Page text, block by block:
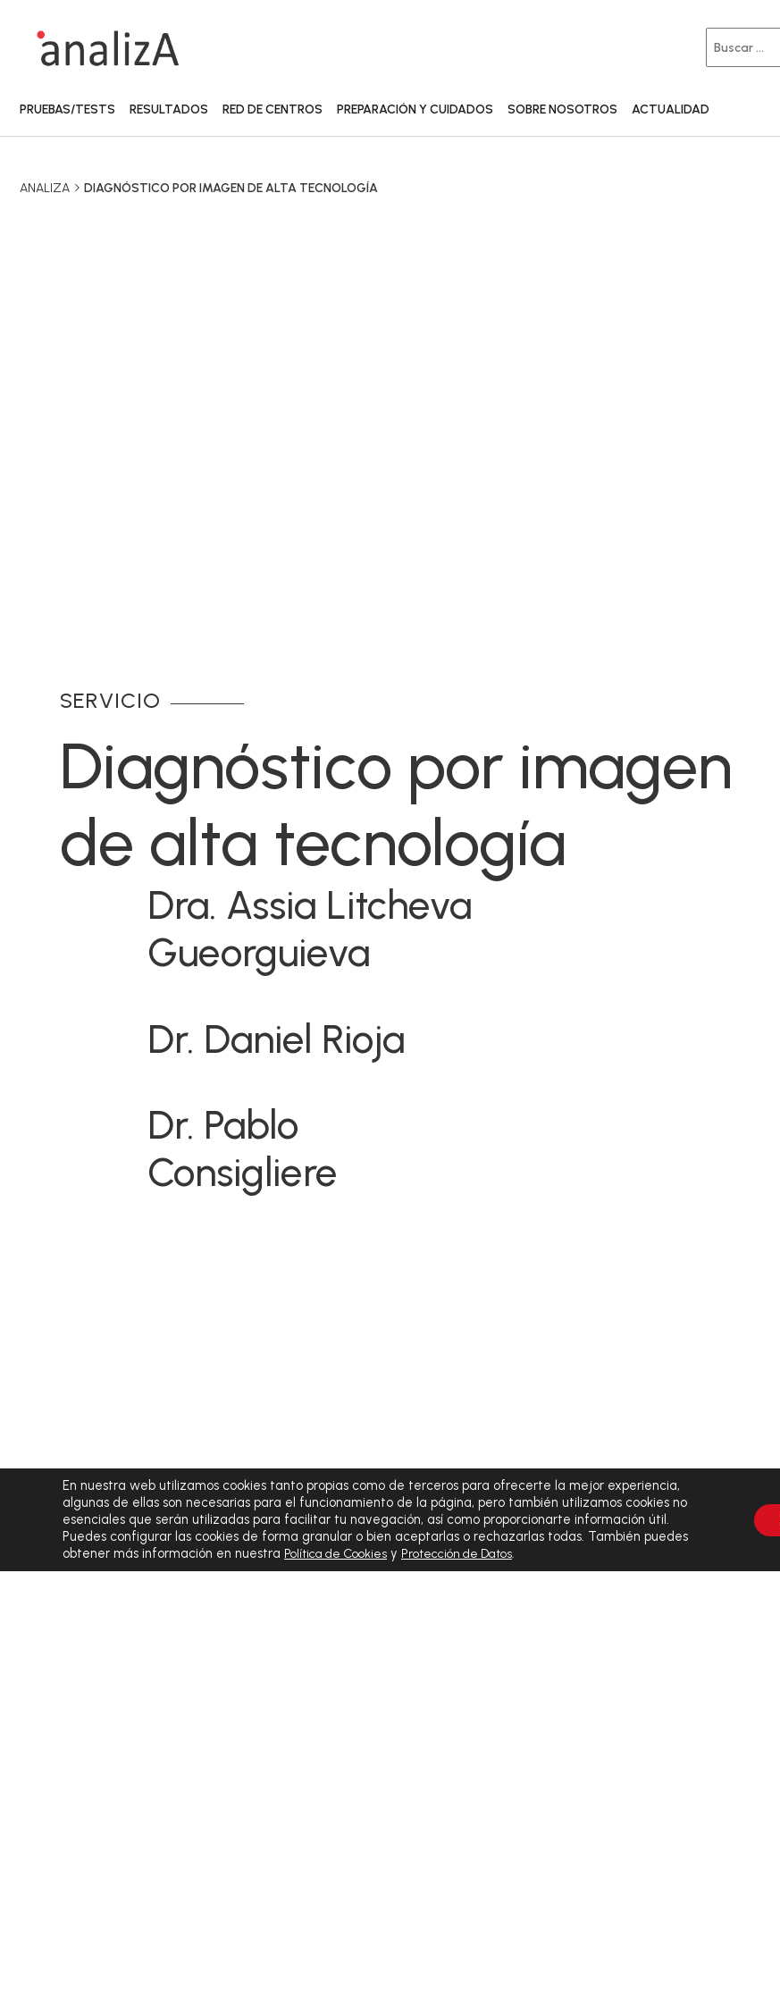
PRUEBAS/TESTS RESULTADOS RED DE CENTROS PREPARACIÓN Y CUIDADOS SOBRE NOSOTROS ACTUALIDAD
ANALIZA DIAGNÓSTICO POR IMAGEN DE ALTA TECNOLOGÍA
SERVICIO
Diagnóstico por imagen
de alta tecnología
Dra. Assia Litcheva
Gueorguieva
Dr. Daniel Rioja
Dr. Pablo
Consigliere
En nuestra web utilizamos cookies tanto propias como de terceros para ofrecerte la mejor experiencia,
algunas de ellas son necesarias para el funcionamiento de la página, pero también utilizamos cookies no
esenciales que serán utilizadas para facilitar tu navegación, así como proporcionarte información útil.
Puedes configurar las cookies de forma granular o bien aceptarlas o rechazarlas todas. También puedes
obtener más información en nuestra Política de Cookies y Protección de Datos.